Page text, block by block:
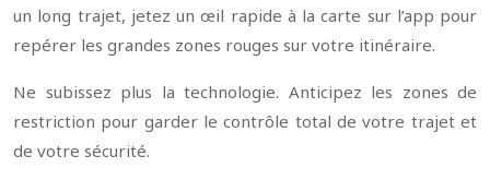
un long trajet, jetez un œil rapide à la carte sur l’app pour
repérer les grandes zones rouges sur votre itinéraire.
Ne subissez plus la technologie. Anticipez les zones de
restriction pour garder le contrôle total de votre trajet et
de votre sécurité.